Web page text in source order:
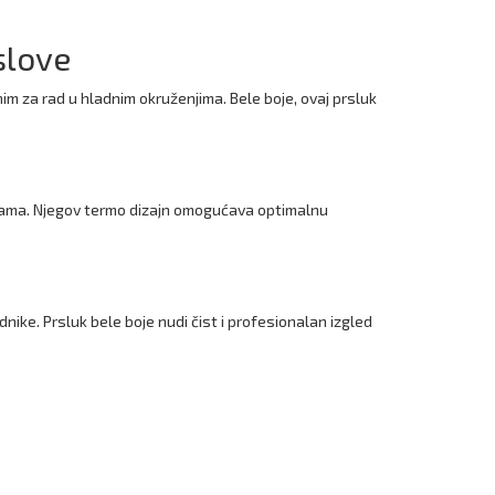
za rad u hladnim okruženjima. Bele boje, ovaj prsluk
Njegov termo dizajn omogućava optimalnu
Prsluk bele boje nudi čist i profesionalan izgled